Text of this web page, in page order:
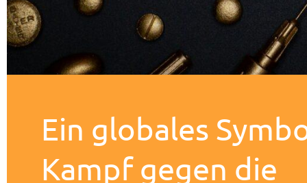
Ein globales
Kampf gegen die